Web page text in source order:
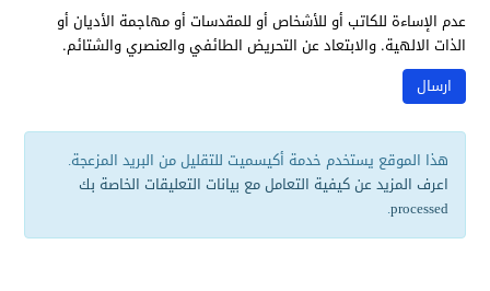
عدم الإساءة للكاتب أو للأشخاص أو للمقدسات أو مهاجمة الأديان أو
الذات الالهية. والابتعاد عن التحريض الطائفي والعنصري والشتائم.
هذا الموقع يستخدم خدمة أكيسميت للتقليل من البريد المزعجة.
اعرف المزيد عن كيفية التعامل مع بيانات التعليقات الخاصة بك
processed
.